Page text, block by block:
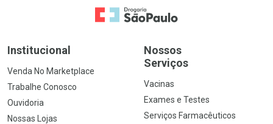
Ir para a Home
Institucional
Venda No Marketplace
Trabalhe Conosco
Ouvidoria
Nossas Lojas
Nossos
Serviços
Vacinas
Exames e Testes
Serviços Farmacêuticos